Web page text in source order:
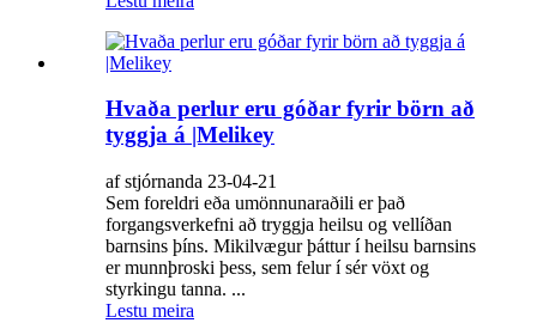
Hvaða perlur eru góðar fyrir börn að
tyggja á |Melikey
af stjórnanda 23-04-21
Sem foreldri eða umönnunaraðili er það
forgangsverkefni að tryggja heilsu og vellíðan
barnsins þíns. Mikilvægur þáttur í heilsu barnsins
er munnþroski þess, sem felur í sér vöxt og
styrkingu tanna. ...
Lestu meira